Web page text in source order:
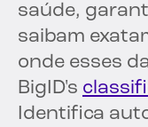
saúde,
saibam
onde esses
BigID's
Identifica